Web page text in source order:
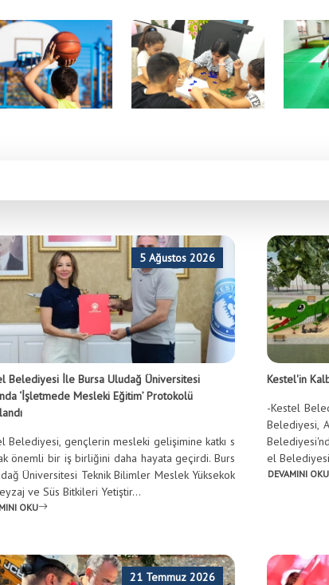
5 Ağustos 2026
Belediyesi İle Bursa Uludağ Üniversitesi
‘İşletmede Mesleki Eğitim’ Protokolü
Belediyesi, gençlerin mesleki gelişimine katkı s
önemli bir iş birliğini daha hayata geçirdi. Burs
Üniversitesi Teknik Bilimler Meslek Yüksekok
ve Süs Bitkileri Yetiştir...
OKU
Kestel'in
-Kestel
Belediyesi,
el
DEVAMINI OKU
21 Temmuz 2026